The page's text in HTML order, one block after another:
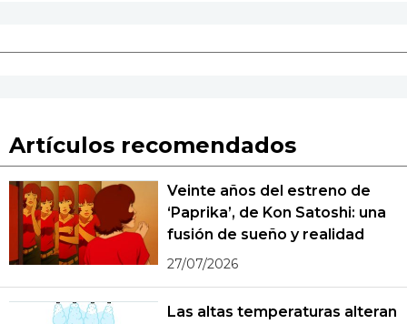
Artículos recomendados
Veinte años del estreno de
‘Paprika’, de Kon Satoshi: una
fusión de sueño y realidad
27/07/2026
Las altas temperaturas alteran